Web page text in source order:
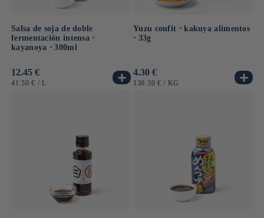
Salsa de soja de doble
fermentación intensa ⋅
kayanoya ⋅ 300ml
Precio
habitual
12.45 €
PRECIO
41.50 € / POR
L
Yuzu confit ⋅ kakuya alimentos
⋅ 33g
Precio
habitual
4.30 €
PRECIO
130.30 € / POR
KG